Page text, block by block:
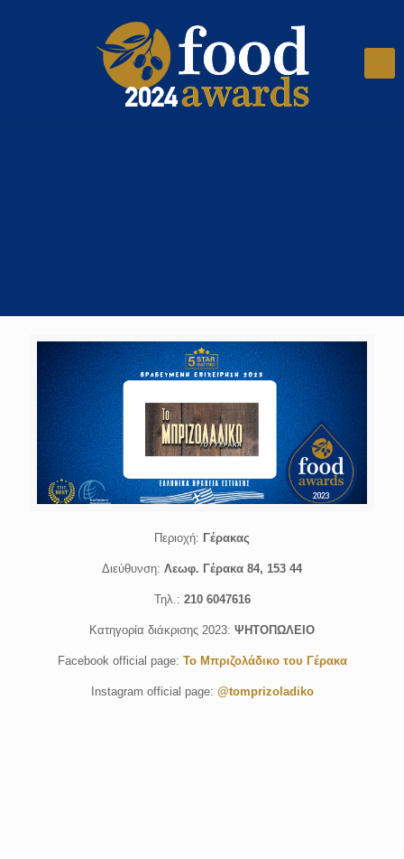
Περιοχή: Γέρακας
Διεύθυνση: Λεωφ. Γέρακα 84, 153 44
Τηλ.: 210 6047616
Κατηγορία διάκρισης 2023: ΨΗΤΟΠΩΛΕΙΟ
Facebook official page: To Μπριζολάδικο του Γέρακα
Instagram official page: @tomprizoladiko